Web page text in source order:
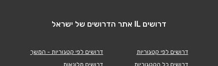
דרושים IL אתר הדרושים של ישראל
דרושים לפי קטגוריות
דרושים כל הקטגוריות
דרושים לפי קטגוריות - המשך
דרושים מלונאות